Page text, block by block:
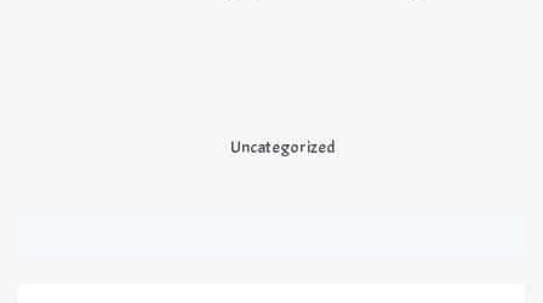
Uncategorized